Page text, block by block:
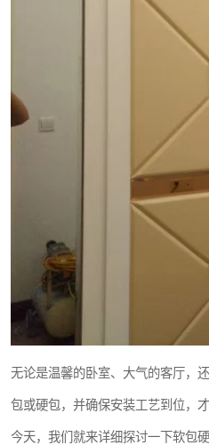
无论是温馨的卧室、大气的客厅，
包或硬包，并确保安装工艺到位，
今天，我们就来详细探讨一下软包